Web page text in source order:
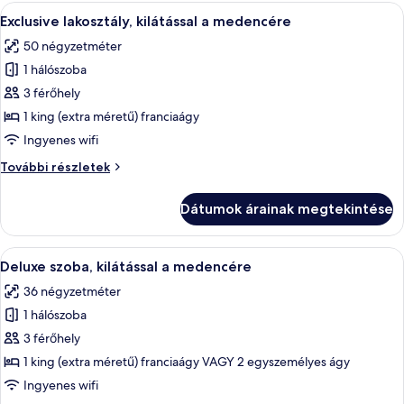
részletei
A
következő
szoba
összes
képének
megtekintése:
Exclusive
kilátással
Egy modern szállodai szoba,
8
Exclusive lakosztály, kilátással a medencére
50 négyzetméter
1 hálószoba
3 férőhely
1 king (extra méretű) franciaágy
Ingyenes wifi
További részletek
Exclusive
medencére
további
részletei
Dátumok árainak megtekintése
A
következő
szoba
összes
képének
megtekintése:
Deluxe
Egy szállodai szoba, amelyben
8
Deluxe szoba, kilátással a medencére
36 négyzetméter
1 hálószoba
3 férőhely
1 king (extra méretű) franciaágy VAGY 2 egyszemélyes ágy
Ingyenes wifi